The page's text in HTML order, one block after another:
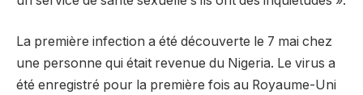
La première infection a été découverte le 7 mai chez
une personne qui était revenue du Nigeria. Le virus a
été enregistré pour la première fois au Royaume-Uni